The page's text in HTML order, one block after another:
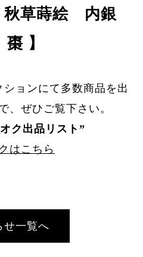
秋草蒔絵 内銀
】
ョンにて多数商品を出
、ぜひご覧下さい。
ク出品リスト”
はこちら
せ一覧へ